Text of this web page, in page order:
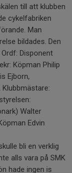
till att klubben
cykelfabriken
Man
bildades. Den
Disponent
Köpman Philip
Ejborn,
Walter
Edvin
bli en verklig
alls vara på SMK
hade ingen is